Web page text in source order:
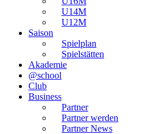
U14M
U12M
Saison
Spielplan
Spielstätten
Akademie
@school
Club
Business
Partner
Partner werden
Partner News